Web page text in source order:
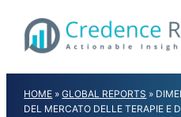
content
HOME »GLOBAL REPORTS »
DEL MERCATO DELLE TERAPIE E